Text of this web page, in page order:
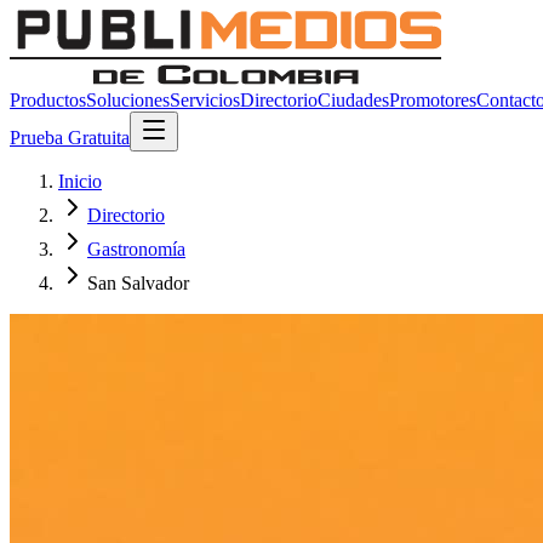
ProductosSolucionesServiciosDirectorioCiudadesPromotores
Prueba Gratuita
Inicio
Directorio
Gastronomía
San Salvador